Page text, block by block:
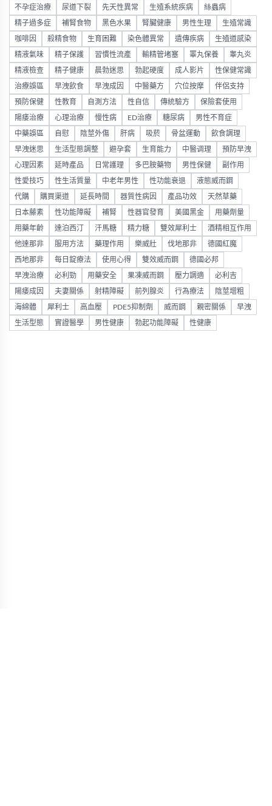
不孕症治療 尿道下裂 先天性異常 生殖系統疾病 絲蟲病
精子過多症 補腎食物 黑色水果 腎臟健康 男性生理 生殖常識
咖啡因 殺精食物 生育困難 染色體異常 遺傳疾病 生殖道感染
精液氣味 精子保護 習慣性流產 輸精管堵塞 睪丸保養 睾丸炎
精液檢查 精子健康 晨勃迷思 勃起硬度 成人影片 性保健常識
治療誤區 早洩飲食 早洩成因 中醫藥方 穴位按摩 伴侶支持
預防保健 性教育 自測方法 性自信 傳統驗方 保險套使用
陽痿治療 心理治療 慢性病 ED治療 糖尿病 男性不育症
中藥誤區 自慰 陰莖外傷 肝病 吸菸 骨盆運動 飲食調理
早洩迷思 生活型態調整 避孕套 生育能力 中醫调理 預防早洩
心理因素 延時產品 日常護理 多巴胺藥物 男性保健 副作用
性愛技巧 性生活質量 中老年男性 性功能衰退 液態威而鋼
代購 購買渠道 延長時間 器質性病因 產品功效 天然草藥
日本藤素 性功能障礙 補腎 性器官發育 美國黑金 用藥劑量
用藥年齡 達泊西汀 汗馬糖 精力糖 雙效犀利士 酒精相互作用
他達那非 服用方法 藥理作用 樂威壯 伐地那非 德國紅魔
西地那非 每日錠療法 使用心得 雙效威而鋼 德國必邦
早洩治療 必利勁 用藥安全 果凍威而鋼 壓力調適 必利吉
陽痿成因 夫妻關係 射精障礙 前列腺炎 行為療法 陰莖增粗
海綿體 犀利士 高血壓 PDE5抑制劑 威而鋼 親密關係 早洩
生活型態 實證醫學 男性健康 勃起功能障礙 性健康